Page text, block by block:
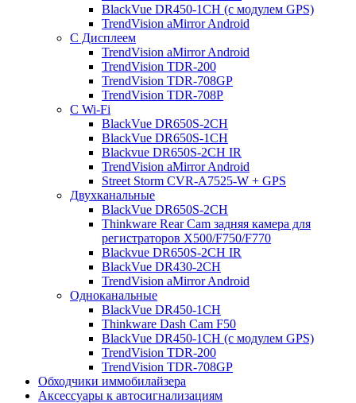
BlackVue DR450-1CH (с модулем GPS)
TrendVision aMirror Android
С Дисплеем
TrendVision aMirror Android
TrendVision TDR-200
TrendVision TDR-708GP
TrendVision TDR-708P
С Wi-Fi
BlackVue DR650S-2CH
BlackVue DR650S-1CH
Blackvue DR650S-2CH IR
TrendVision aMirror Android
Street Storm CVR-A7525-W + GPS
Двухканальные
BlackVue DR650S-2CH
Thinkware Rear Cam задняя камера для
регистраторов X500/F750/F770
Blackvue DR650S-2CH IR
BlackVue DR430-2CH
TrendVision aMirror Android
Одноканальные
BlackVue DR450-1CH
Thinkware Dash Cam F50
BlackVue DR450-1CH (с модулем GPS)
TrendVision TDR-200
TrendVision TDR-708GP
Обходчики иммобилайзера
Аксессуары к автосигнализациям